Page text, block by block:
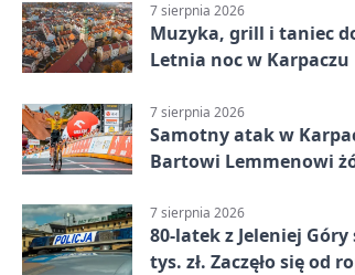
7 sierpnia 2026
Muzyka, grill i taniec
Letnia noc w Karpaczu
7 sierpnia 2026
Samotny atak w
Bartowi Lemmenowi
7 sierpnia 2026
80-latek z Jeleniej Góry
tys. zł. Zaczęło się od